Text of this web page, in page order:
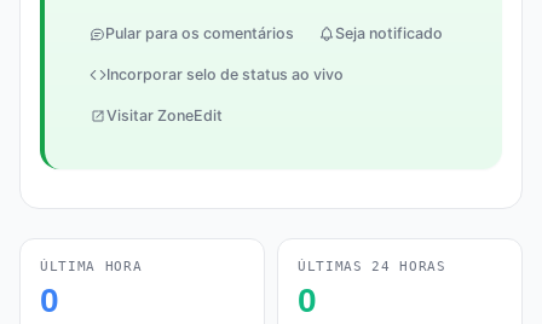
Pular para os comentários Seja notificado
Incorporar selo de status ao vivo
Visitar ZoneEdit
ÚLTIMA HORA
0
ÚLTIMAS 24 HORAS
0